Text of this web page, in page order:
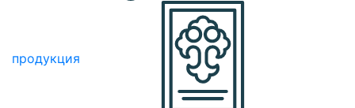
продукция